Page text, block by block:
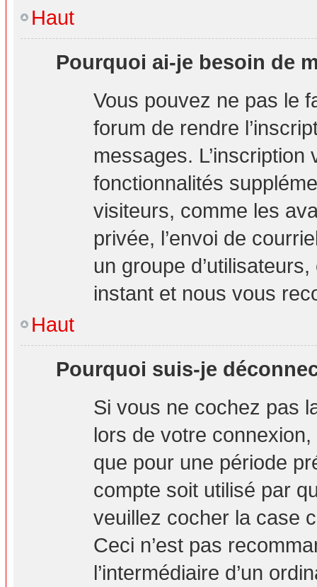
Haut
Pourquoi ai-je besoin de
Vous pouvez ne pas le
forum de rendre
messages.
fonctionnalités
visiteurs, comme les
privée, l’envoi de
un groupe
instant et nous vous
Haut
Pourquoi suis-je
Si vous ne cochez pas
lors de votre
que pour une période
compte soit utilisé par
veuillez cocher la case
Ceci n’est pas
l’intermédiaire d’un